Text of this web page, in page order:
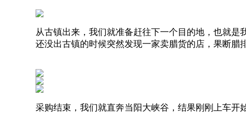
从古镇出来，我们就准备赶往下一个目的地，也就是
还没出古镇的时候突然发现一家卖腊货的店，果断腊
采购结束，我们就直奔当阳大峡谷，结果刚刚上车